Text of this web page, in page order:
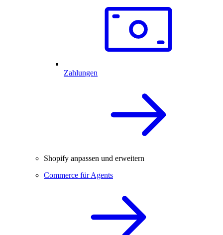
Zahlungen
Shopify anpassen und erweitern
Commerce für Agents